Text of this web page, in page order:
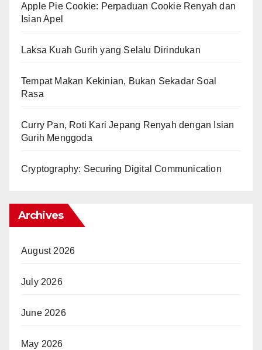
Apple Pie Cookie: Perpaduan Cookie Renyah dan
Isian Apel
Laksa Kuah Gurih yang Selalu Dirindukan
Tempat Makan Kekinian, Bukan Sekadar Soal
Rasa
Curry Pan, Roti Kari Jepang Renyah dengan Isian
Gurih Menggoda
Cryptography: Securing Digital Communication
Archives
August 2026
July 2026
June 2026
May 2026